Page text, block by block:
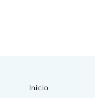
Inicio